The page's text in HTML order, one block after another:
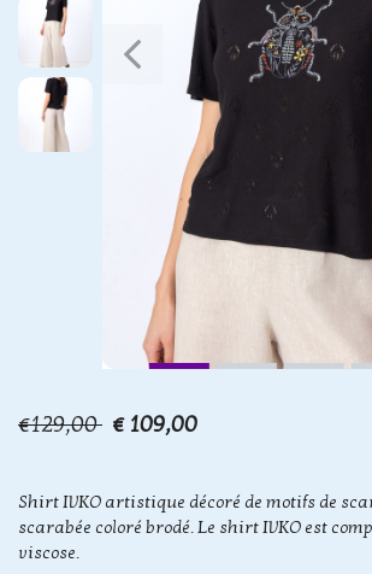
€129,00 € 109,00
Shirt IVKO artistique décoré de motifs de
scarabée coloré brodé. Le shirt IVKO est
viscose.